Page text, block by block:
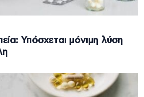
Υπόσχεται μόνιμη λύση